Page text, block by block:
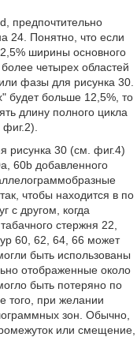
предпочтительно
24. Понятно, что если
ширины основного
четырех областей
фазы для рисунка 30.
будет больше 12,5%, то
длину полного цикла
рисунка 30 (см. фиг.4)
60b добавленного
чтобы находится в по
с другом, когда
стержня 22,
60, 62, 64, 66 может
быть использованы
отображенные около
быть потеряно по
того, при желании
зон. Обычно,
или смещение,